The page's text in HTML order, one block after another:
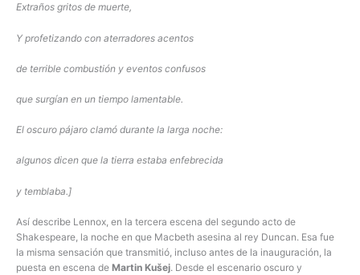
Extraños gritos de muerte,
Y profetizando con aterradores acentos
de terrible combustión y eventos confusos
que surgían en un tiempo lamentable.
El oscuro pájaro clamó durante la larga noche:
algunos dicen que la tierra estaba enfebrecida
y temblaba.]
Así describe Lennox, en la tercera escena del segundo acto de
Shakespeare, la noche en que Macbeth asesina al rey Duncan. Esa fue
la misma sensación que transmitió, incluso antes de la inauguración, la
puesta en escena de Martin Kušej. Desde el escenario oscuro y